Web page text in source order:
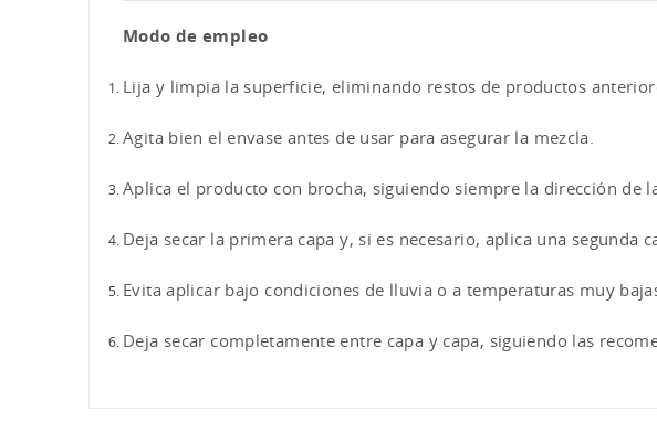
Modo de empleo
Lija y limpia la superficie, eliminando restos de productos
Agita bien el envase antes de usar para asegurar la mezcla.
Aplica el producto con brocha, siguiendo siempre la dirección de
Deja secar la primera capa y, si es necesario, aplica una segunda
Evita aplicar bajo condiciones de lluvia o a temperaturas muy
Deja secar completamente entre capa y capa, siguiendo las